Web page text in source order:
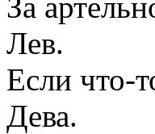
Лев.
Если что-
Дева.